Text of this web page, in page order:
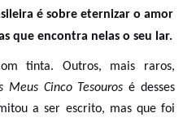
é sobre eternizar o amor
que encontra nelas o seu lar.
tinta. Outros, mais raros,
Meus Cinco Tesouros é desses
a ser escrito, mas que foi